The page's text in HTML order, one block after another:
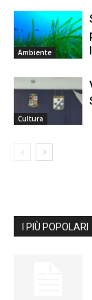
Ambiente
Cultura
I PIÙ POPOLARI